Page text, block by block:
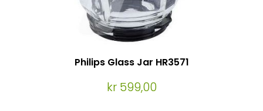
Philips Glass Jar HR3571
kr 599,00